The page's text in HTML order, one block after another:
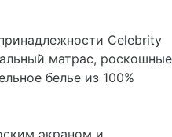
для душа, ватные
Celebrity
матрас, роскошные
белье из 100%